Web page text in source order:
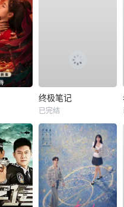
终极笔记
已完结